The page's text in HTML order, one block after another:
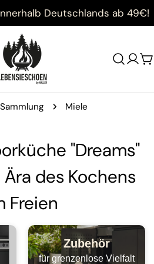
Deutschlands ab 49€!
Sammlung Miele
"Dreams"
des Kochens
Freien
Zubehör
für grenzenlose Vielfalt